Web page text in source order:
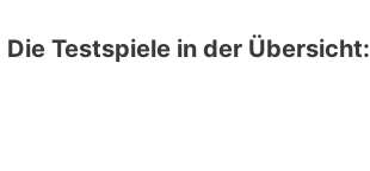
Die Testspiele in der Übersicht: